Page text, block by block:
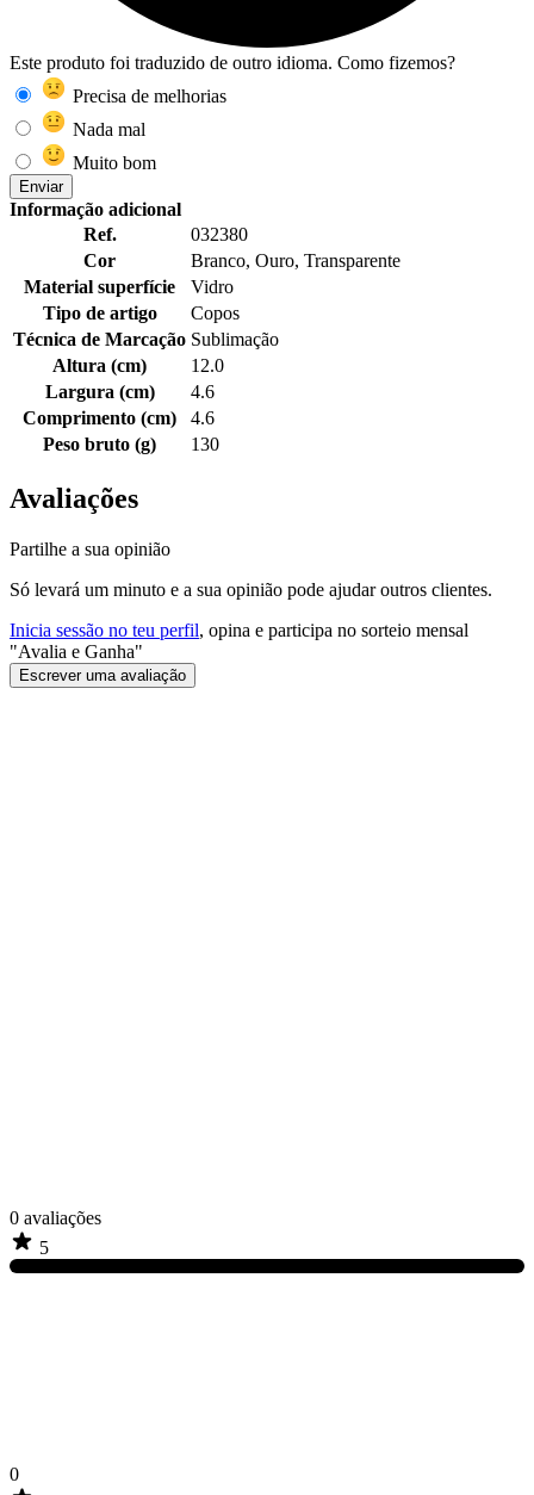
Este produto foi traduzido de outro idioma. Como fizemos?
Precisa de melhorias
Nada mal
Muito bom
Enviar
Informação adicional
Ref.
032380
Cor
Branco, Ouro, Transparente
Material superfície
Vidro
Tipo de artigo
Copos
Técnica de Marcação Sublimação
Altura (cm)
12.0
Largura (cm)
4.6
Comprimento (cm)
4.6
Peso bruto (g)
130
Avaliações
Partilhe a sua opinião
Só levará um minuto e a sua opinião pode ajudar outros clientes.
Inicia sessão no teu perfil, opina e participa no sorteio mensal
"Avalia e Ganha"
Escrever uma avaliação
0 avaliações
5
0